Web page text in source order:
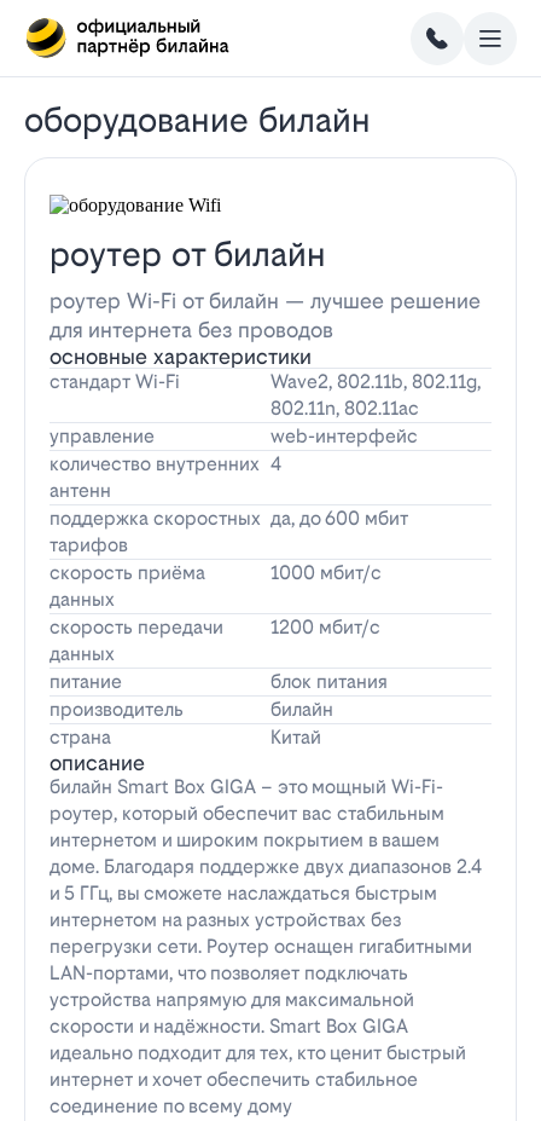
оборудование билайн
роутер от билайн
роутер Wi-Fi от билайн — лучшее решение
для интернета без проводов
основные характеристики
стандарт Wi-Fi
Wave2, 802.11b, 802.11g,
802.11n, 802.11ac
управление
web-интерфейс
количество внутренних
антенн
4
поддержка скоростных
тарифов
да, до 600 мбит
скорость приёма
данных
1000 мбит/с
скорость передачи
данных
1200 мбит/с
питание
блок питания
производитель
билайн
страна
Китай
описание
билайн Smart Box GIGA – это мощный Wi-Fi-
роутер, который обеспечит вас стабильным
интернетом и широким покрытием в вашем
доме. Благодаря поддержке двух диапазонов 2.4
и 5 ГГц, вы сможете наслаждаться быстрым
интернетом на разных устройствах без
перегрузки сети. Роутер оснащен гигабитными
LAN-портами, что позволяет подключать
устройства напрямую для максимальной
скорости и надёжности. Smart Box GIGA
идеально подходит для тех, кто ценит быстрый
интернет и хочет обеспечить стабильное
соединение по всему дому